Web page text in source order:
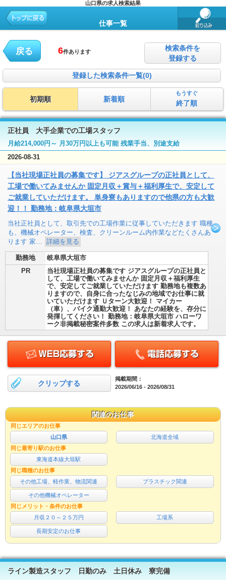
山口県の求人検索結果
仕事一覧
戻る 6件あります
検索条件を
登録する
登録した検索条件一覧(0)
初期順 新着順
もうすぐ
終了順
正社員 大手企業での工場スタッフ
月給214,000円～ 月30万円以上も可能 残業手当、別途支給
2026-08-31
【当社現場正社員の募集です】 ジアスグループの正社員として、
工場で働いてみませんか 固定月収＋賞与＋福利厚生で、安定して
ご就業していただけます。 単身寮もありますので他県の方も大歓
迎！！ 勤務地：岐阜県大垣市
当社正社員として、取引先での工場作業に従事していただきます 職種
も、機械オペレーター、検査、クリーンルーム内作業などたくさんあ
ります 家…
詳細を見る
勤務地
岐阜県大垣市
PR
当社現場正社員の募集です ジアスグループの正社員と
して、工場で働いてみませんか 固定月収＋福利厚生
で、安定してご就業していただけます 勤務地も複数あ
りますので、自身に合ったなじみの地域でお仕事に就
いていただけます Ｕターン大歓迎！ マイカー
（車）、バイク通勤大歓迎！ あなたの経験を、存分に
発揮してください！ 勤務地：岐阜県大垣市 ハローワ
ーク非掲載秘密案件多数 この求人は新着求人です。
クリップする
掲載期間：
2026/06/16 - 2026/08/31
関連のお仕事
同じエリアのお仕事
山口県
北海道全域
同じ最寄り駅のお仕事
東海道本線大垣駅
同じ職種のお仕事
その他工場、軽作業、物流関連
プラスチック関連
その他機械オペレーター
同じメリット・条件のお仕事
月収２０～２５万円
工場系
長期安定のお仕事
ライン製造スタッフ 日勤のみ 土日休み 寮完備